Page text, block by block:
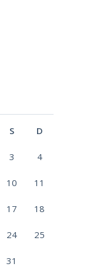
S D
3 4
10 11
17 18
24 25
31